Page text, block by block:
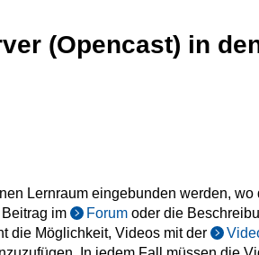
(Opencast) in
Lernraum eingebunden werden, wo
im Forum oder die
die Möglichkeit, Videos mit der